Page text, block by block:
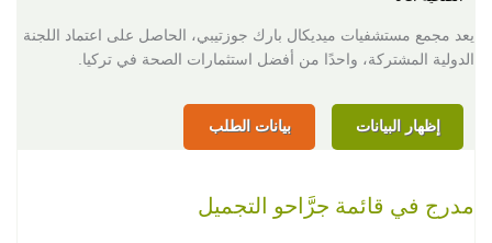
يعد مجمع مستشفيات ميديكال بارك جوزتيبي، الحاصل على اعتماد اللجنة
الدولية المشتركة، واحدًا من أفضل استثمارات الصحة في تركيا.
إظهار البيانات بيانات الطلب
مدرج في قائمة جرَّاحو التجميل